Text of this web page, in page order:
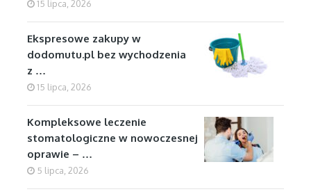
15 lipca, 2026
Ekspresowe zakupy w
dodomutu.pl bez wychodzenia
z …
15 lipca, 2026
Kompleksowe leczenie
stomatologiczne w nowoczesnej
oprawie – …
5 lipca, 2026